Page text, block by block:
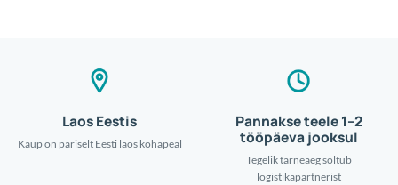
Laos Eestis
Kaup on päriselt Eesti laos kohapeal
Pannakse teele 1–2
tööpäeva jooksul
Tegelik tarneaeg sõltub
logistikapartnerist